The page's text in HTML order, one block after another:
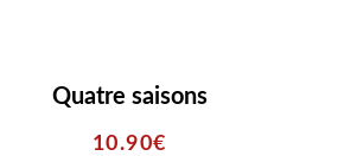
Quatre saisons
10.90€